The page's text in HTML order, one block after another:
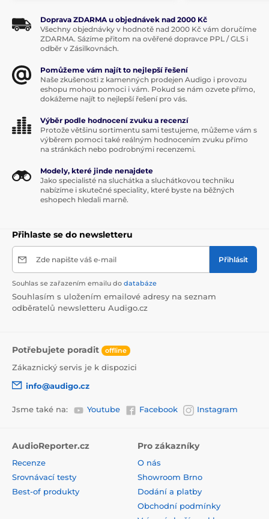
Doprava ZDARMA u objednávek nad 2000 Kč
Všechny objednávky v hodnotě nad 2000 Kč vám doručíme
ZDARMA. Sázíme přitom na ověřené dopravce PPL / GLS i
odběr v Zásilkovnách.
Pomůžeme vám najít to nejlepší řešení
Naše zkušenosti z kamenných prodejen Audigo i provozu
eshopu mohou pomoci i vám. Pokud se nám ozvete přímo,
dokážeme najít to nejlepší řešení pro vás.
Výběr podle hodnocení zvuku a recenzí
Protože většinu sortimentu sami testujeme, můžeme vám s
výběrem pomoci také reálným hodnocením zvuku přímo
na stránkách nebo podrobnými recenzemi.
Modely, které jinde nenajdete
Jako specialisté na sluchátka a sluchátkovou techniku
nabízíme i skutečné speciality, které byste na běžných
eshopech hledali marně.
Přihlaste se do newsletteru
Zde napište váš e-mail Přihlásit
Souhlas se zařazením emailu do databáze
Souhlasím s uložením emailové adresy na seznam
odběratelů newsletteru Audigo.cz
Potřebujete poradit offline
Zákaznický servis je k dispozici
info@audigo.cz
Jsme také na: Youtube Facebook Instagram
AudioReporter.cz
Recenze
Srovnávací testy
Best-of produkty
Pro zákazníky
O nás
Showroom Brno
Dodání a platby
Obchodní podmínky